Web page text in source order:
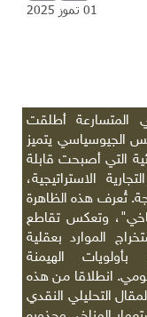
أطلقت
يتميز
قابلة
الظاهرة
تقاطع
بعقلية
الهيمنة
من هذه
النقدي